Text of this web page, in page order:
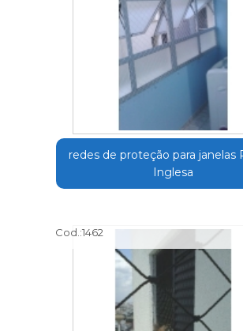
redes de proteção para janelas
Inglesa
Cod.:1462